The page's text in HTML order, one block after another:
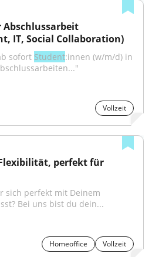
IT, Social Collaboration)
sofort Student:innen (w/m/d) in
Vollzeit
sich perfekt mit Deinem
Bei uns bist du dein...
Homeoffice Vollzeit